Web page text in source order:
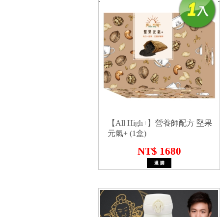
【All High+】營養師配方 堅果
元氣+ (1盒)
NT$ 1680